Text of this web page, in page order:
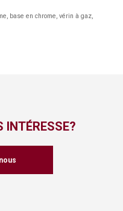
base en chrome, vérin à gaz,
INTÉRESSE?